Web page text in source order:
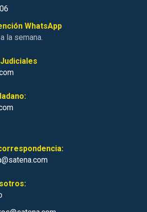
WhatsApp
la semana.